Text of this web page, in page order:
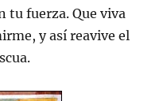
tu fuerza. Que viva
y así reavive el